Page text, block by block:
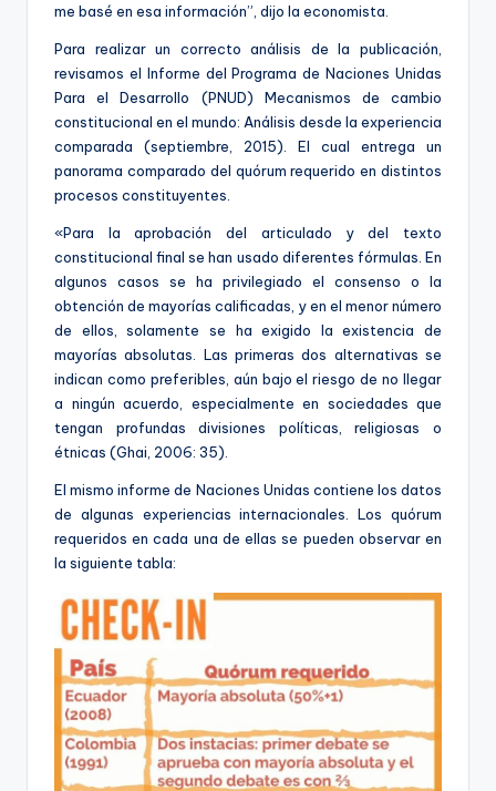
me basé en esa información”, dijo la economista.
Para realizar un correcto análisis de la publicación,
revisamos el Informe del Programa de Naciones Unidas
Para el Desarrollo (PNUD) Mecanismos de cambio
constitucional en el mundo: Análisis desde la experiencia
comparada (septiembre, 2015). El cual entrega un
panorama comparado del quórum requerido en distintos
procesos constituyentes.
«Para la aprobación del articulado y del texto
constitucional final se han usado diferentes fórmulas. En
algunos casos se ha privilegiado el consenso o la
obtención de mayorías calificadas, y en el menor número
de ellos, solamente se ha exigido la existencia de
mayorías absolutas. Las primeras dos alternativas se
indican como preferibles, aún bajo el riesgo de no llegar
a ningún acuerdo, especialmente en sociedades que
tengan profundas divisiones políticas, religiosas o
étnicas (Ghai, 2006: 35).
El mismo informe de Naciones Unidas contiene los datos
de algunas experiencias internacionales. Los quórum
requeridos en cada una de ellas se pueden observar en
la siguiente tabla: